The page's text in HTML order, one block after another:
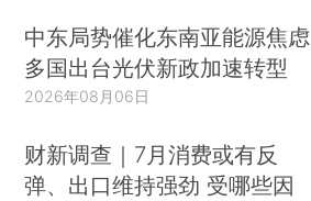
中东局势催化东南亚能源焦虑
多国出台光伏新政加速转型
2026年08月06日
财新调查｜7月消费或有反
弹、出口维持强劲 受哪些因